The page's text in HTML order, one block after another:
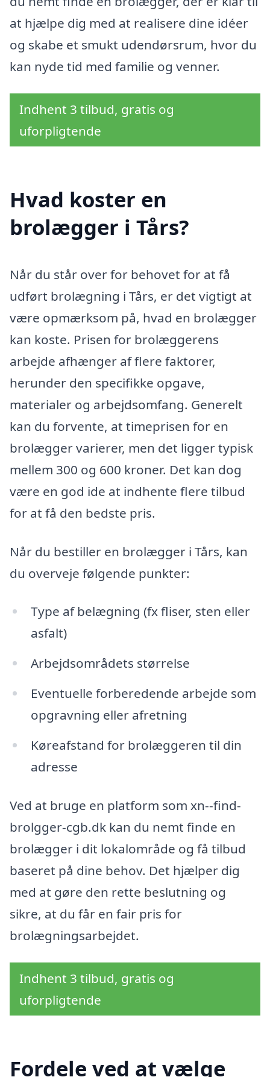
at hjælpe dig med at realisere dine idéer
og skabe et smukt udendørsrum, hvor du
kan nyde tid med familie og venner.
Indhent 3 tilbud, gratis og
uforpligtende
Hvad koster en
brolægger i Tårs?
Når du står over for behovet for at få
udført brolægning i Tårs, er det vigtigt at
være opmærksom på, hvad en brolægger
kan koste. Prisen for brolæggerens
arbejde afhænger af flere faktorer,
herunder den specifikke opgave,
materialer og arbejdsomfang. Generelt
kan du forvente, at timeprisen for en
brolægger varierer, men det ligger typisk
mellem 300 og 600 kroner. Det kan dog
være en god ide at indhente flere tilbud
for at få den bedste pris.
Når du bestiller en brolægger i Tårs, kan
du overveje følgende punkter:
Type af belægning (fx fliser, sten eller
asfalt)
Arbejdsområdets størrelse
Eventuelle forberedende arbejde som
opgravning eller afretning
Køreafstand for brolæggeren til din
adresse
Ved at bruge en platform som xn--find-
brolgger-cgb.dk kan du nemt finde en
brolægger i dit lokalområde og få tilbud
baseret på dine behov. Det hjælper dig
med at gøre den rette beslutning og
sikre, at du får en fair pris for
brolægningsarbejdet.
Indhent 3 tilbud, gratis og
uforpligtende
Fordele ved at vælge